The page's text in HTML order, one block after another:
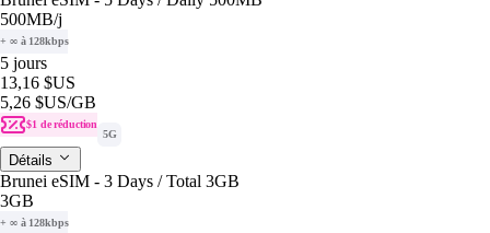
500MB/j
+ ∞ à 128kbps
5 jours
13,16 $US
5,26 $US/GB
$1 de réduction
5G
Détails
Brunei eSIM - 3 Days / Total 3GB
3GB
+ ∞ à 128kbps